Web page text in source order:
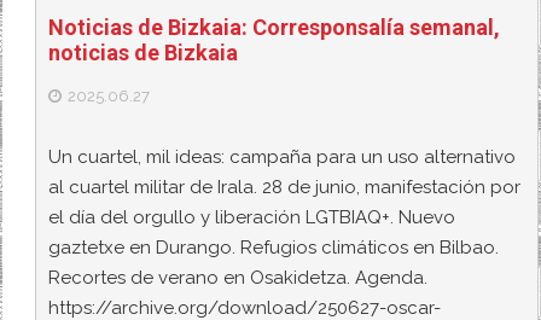
Noticias de Bizkaia: Corresponsalía semanal,
noticias de Bizkaia
2025.06.27
Un cuartel, mil ideas: campaña para un uso alternativo
al cuartel militar de Irala. 28 de junio, manifestación por
el día del orgullo y liberación LGTBIAQ+. Nuevo
gaztetxe en Durango. Refugios climáticos en Bilbao.
Recortes de verano en Osakidetza. Agenda.
https://archive.org/download/250627-oscar-